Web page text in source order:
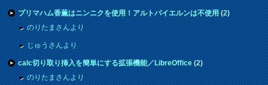
プリマハム香薫はニンニクを使用！アルトバイエルンは不使用(2)
のりたまさんより
じゅうさんより
calc切り取り挿入を簡単にする拡張機能／LibreOffice(2)
のりたまさんより